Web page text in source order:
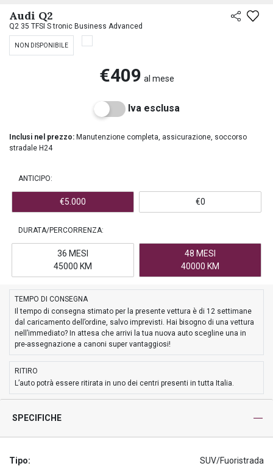
Audi Q2
Q2 35 TFSI S tronic Business Advanced
NON DISPONIBILE
€409 al mese
Iva esclusa
Inclusi nel prezzo: Manutenzione completa, assicurazione, soccorso
stradale H24
ANTICIPO:
€5.000 €0
DURATA/PERCORRENZA:
36 MESI
45000 KM
48 MESI
40000 KM
TEMPO DI CONSEGNA
Il tempo di consegna stimato per la presente vettura è di 12 settimane
dal caricamento dell’ordine, salvo imprevisti. Hai bisogno di una vettura
nell’immediato? In attesa che arrivi la tua nuova auto scegline una in
pre-assegnazione a canoni super vantaggiosi!
RITIRO
L’auto potrà essere ritirata in uno dei centri presenti in tutta Italia.
SPECIFICHE
Tipo: SUV/Fuoristrada